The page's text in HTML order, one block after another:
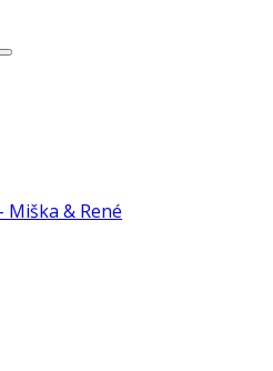
Miška & René